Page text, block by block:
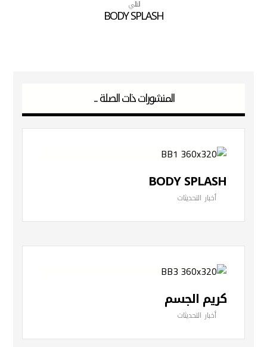
التالي
BODY SPLASH
المنشورات ذات الصلة ...
BODY SPLASH
أخبار التحديثات
كريم الجسم
أخبار التحديثات